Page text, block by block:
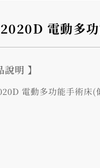
電動多
說明 】
電動多功能手術床(